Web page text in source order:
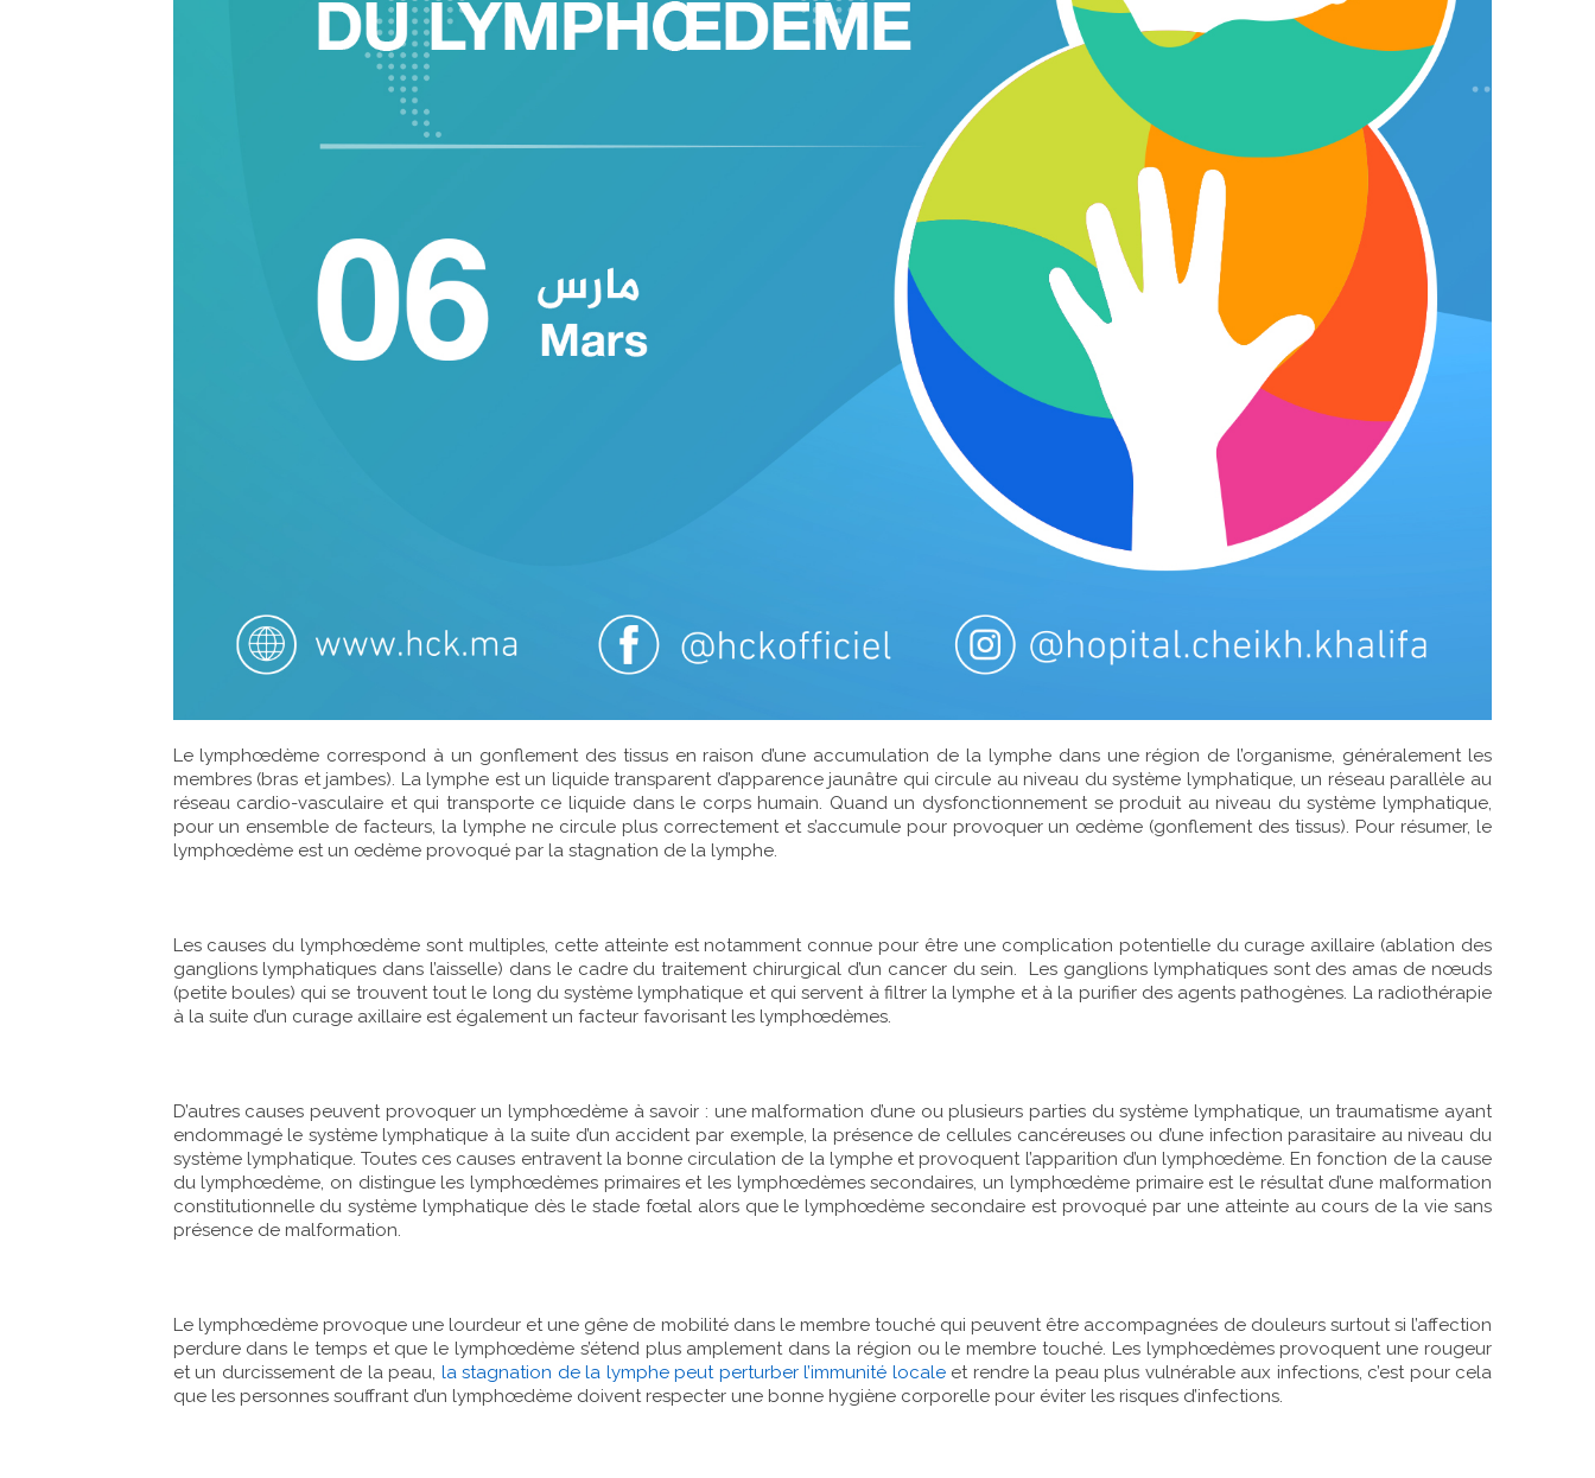
Le lymphœdème correspond à un gonflement des tissus en raison d’une accumulation de la lymphe dans une région de l’organisme, généralement les
membres (bras et jambes). La lymphe est un liquide transparent d’apparence jaunâtre qui circule au niveau du système lymphatique, un réseau parallèle au
réseau cardio-vasculaire et qui transporte ce liquide dans le corps humain. Quand un dysfonctionnement se produit au niveau du système lymphatique,
pour un ensemble de facteurs, la lymphe ne circule plus correctement et s’accumule pour provoquer un œdème (gonflement des tissus). Pour résumer, le
lymphœdème est un œdème provoqué par la stagnation de la lymphe.
Les causes du lymphœdème sont multiples, cette atteinte est notamment connue pour être une complication potentielle du curage axillaire (ablation des
ganglions lymphatiques dans l’aisselle) dans le cadre du traitement chirurgical d’un cancer du sein. Les ganglions lymphatiques sont des amas de nœuds
(petite boules) qui se trouvent tout le long du système lymphatique et qui servent à filtrer la lymphe et à la purifier des agents pathogènes. La radiothérapie
à la suite d’un curage axillaire est également un facteur favorisant les lymphœdèmes.
D’autres causes peuvent provoquer un lymphœdème à savoir : une malformation d’une ou plusieurs parties du système lymphatique, un traumatisme ayant
endommagé le système lymphatique à la suite d’un accident par exemple, la présence de cellules cancéreuses ou d’une infection parasitaire au niveau du
système lymphatique. Toutes ces causes entravent la bonne circulation de la lymphe et provoquent l’apparition d’un lymphœdème. En fonction de la cause
du lymphœdème, on distingue les lymphœdèmes primaires et les lymphœdèmes secondaires, un lymphœdème primaire est le résultat d’une malformation
constitutionnelle du système lymphatique dès le stade fœtal alors que le lymphœdème secondaire est provoqué par une atteinte au cours de la vie sans
présence de malformation.
Le lymphœdème provoque une lourdeur et une gêne de mobilité dans le membre touché qui peuvent être accompagnées de douleurs surtout si l’affection
perdure dans le temps et que le lymphœdème s’étend plus amplement dans la région ou le membre touché. Les lymphœdèmes provoquent une rougeur
et un durcissement de la peau, la stagnation de la lymphe peut perturber l’immunité localeet rendre la peau plus vulnérable aux infections, c’est pour cela
que les personnes souffrant d’un lymphœdème doivent respecter une bonne hygiène corporelle pour éviter les risques d’infections.